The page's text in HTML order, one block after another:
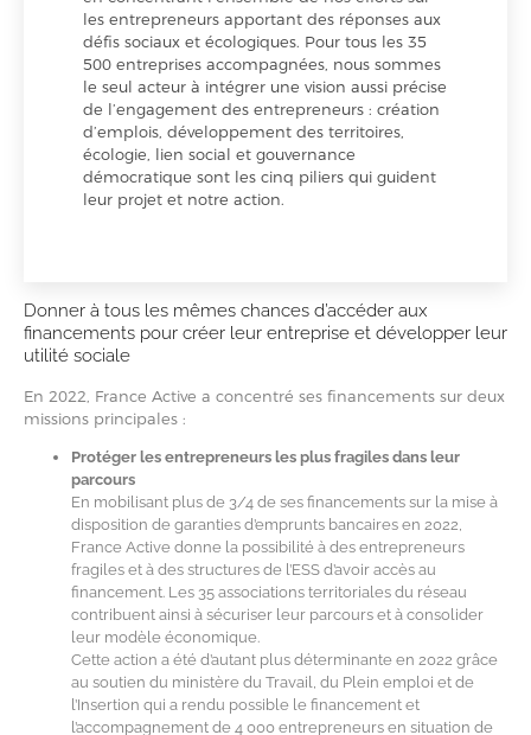
les entrepreneurs apportant des réponses aux
défis sociaux et écologiques. Pour tous les 35
500 entreprises accompagnées, nous sommes
le seul acteur à intégrer une vision aussi précise
de l’engagement des entrepreneurs : création
d’emplois, développement des territoires,
écologie, lien social et gouvernance
démocratique sont les cinq piliers qui guident
leur projet et notre action.
Donner à tous les mêmes chances d’accéder aux
financements pour créer leur entreprise et développer leur
utilité sociale
En 2022, France Active a concentré ses financements sur deux
missions principales :
Protéger les entrepreneurs les plus fragiles dans leur
parcours
En mobilisant plus de 3/4 de ses financements sur la mise à
disposition de garanties d’emprunts bancaires en 2022,
France Active donne la possibilité à des entrepreneurs
fragiles et à des structures de l’ESS d’avoir accès au
financement. Les 35 associations territoriales du réseau
contribuent ainsi à sécuriser leur parcours et à consolider
leur modèle économique.
Cette action a été d’autant plus déterminante en 2022 grâce
au soutien du ministère du Travail, du Plein emploi et de
l’Insertion qui a rendu possible le financement et
l’accompagnement de 4 000 entrepreneurs en situation de